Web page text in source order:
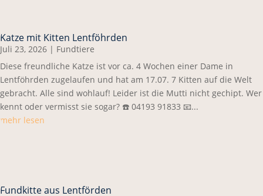
Katze mit Kitten Lentföhrden
Juli 23, 2026 | Fundtiere
Diese freundliche Katze ist vor ca. 4 Wochen einer Dame in
Lentföhrden zugelaufen und hat am 17.07. 7 Kitten auf die Welt
gebracht. Alle sind wohlauf! Leider ist die Mutti nicht gechipt. Wer
kennt oder vermisst sie sogar? ☎️ 04193 91833 📧...
mehr lesen
Fundkitte aus Lentförden